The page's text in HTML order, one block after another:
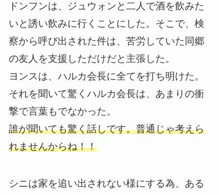
ドンフンは、ジュウォンと二人で酒を飲みた
いと誘い飲みに行くことにした。そこで、検
察から呼び出された件は、苦労していた同郷
の友人を支援しただけだと主張した。
ヨンスは、ハルカ会長に全てを打ち明けた。
それを聞いて驚くハルカ会長は、あまりの衝
撃で言葉もでなかった。
誰が聞いても驚く話しです。普通じゃ考えら
れませんからね！！
シニは家を追い出されない様にする為、ある